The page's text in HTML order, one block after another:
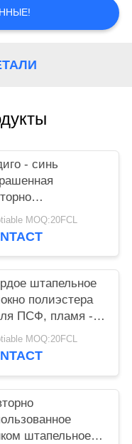
- синь
штапельного
MOQ:20FCL
штапельное
полиэстера
ПСФ, пламя -
повторно
волокно
MOQ:20FCL
штапельное